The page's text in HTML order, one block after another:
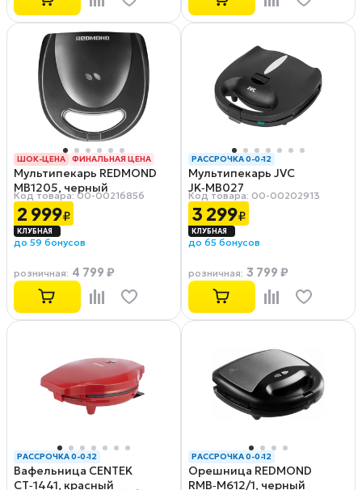
ШОК-ЦЕНА
ФИНАЛЬНАЯ ЦЕНА
РАССРОЧКА 0-0-12
Мультипекарь REDMOND
MB1205, черный
Код товара: 00-00216856
2 999₽
до 59 бонусов
розничная: 4 799 ₽
РАССРОЧКА 0-0-12
Мультипекарь JVC
JK‑MB027
Код товара: 00-00202913
3 299₽
до 65 бонусов
розничная: 3 799 ₽
РАССРОЧКА 0-0-12
Вафельница CENTEK
CT‑1441, красный
РАССРОЧКА 0-0-12
Орешница REDMOND
RMB‑M612/1, черный